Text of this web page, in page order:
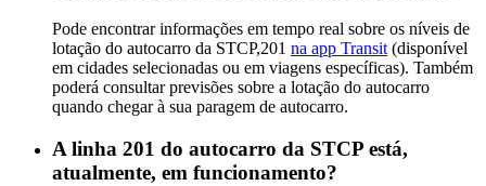
Pode encontrar informações em tempo real sobre os níveis de
lotação do autocarro da STCP,201 na app Transit (disponível
em cidades selecionadas ou em viagens específicas). Também
poderá consultar previsões sobre a lotação do autocarro
quando chegar à sua paragem de autocarro.
A linha 201 do autocarro da STCP está,
atualmente, em funcionamento?